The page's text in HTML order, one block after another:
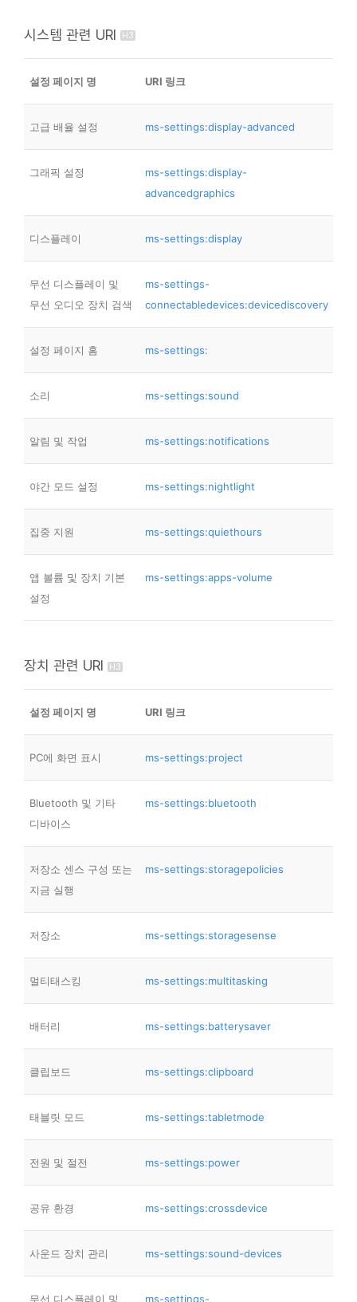
시스템 관련 URI
설정 페이지 명 URI 링크
고급 배율 설정 ms-settings:display-advanced
그래픽 설정
ms-settings:display-
advancedgraphics
디스플레이 ms-settings:display
무선 디스플레이 및
무선 오디오 장치 검색
ms-settings-
connectabledevices:devicediscovery
설정 페이지 홈 ms-settings:
소리 ms-settings:sound
알림 및 작업 ms-settings:notifications
야간 모드 설정 ms-settings:nightlight
집중 지원 ms-settings:quiethours
앱 볼륨 및 장치 기본
설정
ms-settings:apps-volume
장치 관련 URI
설정 페이지 명 URI 링크
PC에 화면 표시 ms-settings:project
Bluetooth 및 기타
디바이스
ms-settings:bluetooth
저장소 센스 구성 또는
지금 실행
ms-settings:storagepolicies
저장소 ms-settings:storagesense
멀티태스킹 ms-settings:multitasking
배터리 ms-settings:batterysaver
클립보드 ms-settings:clipboard
태블릿 모드 ms-settings:tabletmode
전원 및 절전 ms-settings:power
공유 환경 ms-settings:crossdevice
사운드 장치 관리 ms-settings:sound-devices
무선 디스플레이 및 ms-settings-